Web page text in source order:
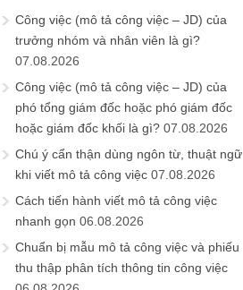
Công việc (mô tả công việc – JD) của
trưởng nhóm và nhân viên là gì?
07.08.2026
Công việc (mô tả công việc – JD) của
phó tổng giám đốc hoặc phó giám đốc
hoặc giám đốc khối là gì? 07.08.2026
Chú ý cẩn thận dùng ngôn từ, thuật ngữ
khi viết mô tả công việc 07.08.2026
Cách tiến hành viết mô tả công việc
nhanh gọn 06.08.2026
Chuẩn bị mẫu mô tả công việc và phiếu
thu thập phân tích thông tin công việc